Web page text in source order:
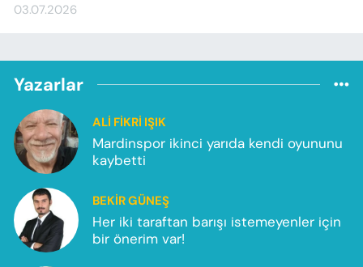
03.07.2026
Yazarlar
ALI FIKRI IŞIK
Mardinspor ikinci yarıda kendi oyununu
kaybetti
BEKIR GÜNEŞ
Her iki taraftan barışı istemeyenler için
bir önerim var!